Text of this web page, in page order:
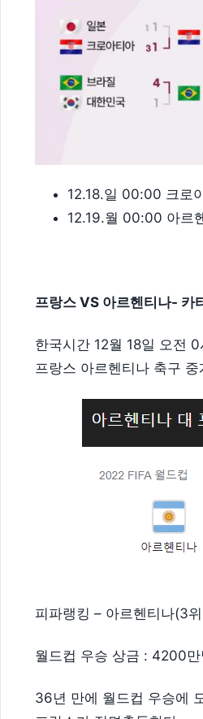
12.18.일 00:00 크로
12.19.월 00:00 아르
프랑스 VS 아르헨티나- 카
한국시간 12월 18일 오전
프랑스 아르헨티나 축구
피파랭킹 – 아르헨티나(3
월드컵 우승 상금 : 4200
36년 만에 월드컵 우승에